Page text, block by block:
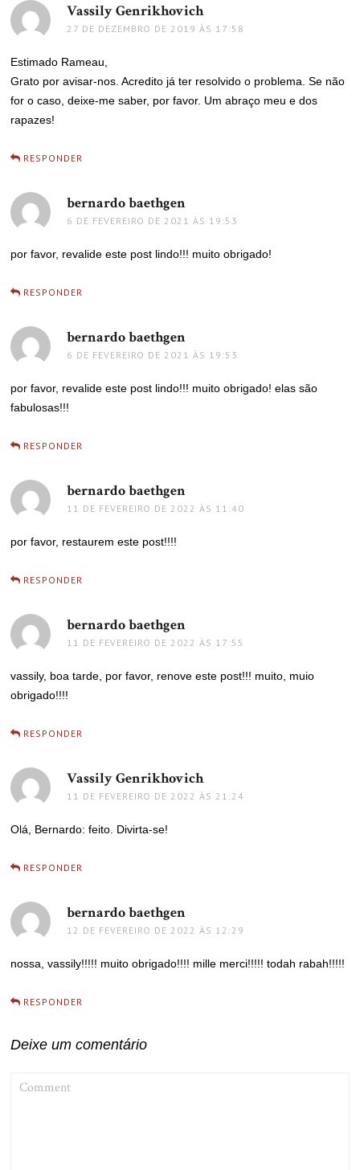
Vassily Genrikhovichdisse:
27 DE DEZEMBRO DE 2019 ÀS 17:58
Estimado Rameau,
Grato por avisar-nos. Acredito já ter resolvido o problema. Se não
for o caso, deixe-me saber, por favor. Um abraço meu e dos
rapazes!
RESPONDER
bernardo baethgen
6 DE FEVEREIRO DE 2021 ÀS 19:53
por favor, revalide este post lindo!!! muito obrigado!
RESPONDER
bernardo baethgen
6 DE FEVEREIRO DE 2021 ÀS 19:53
por favor, revalide este post lindo!!! muito obrigado! elas são
fabulosas!!!
RESPONDER
bernardo baethgen
11 DE FEVEREIRO DE 2022 ÀS 11:40
por favor, restaurem este post!!!!
RESPONDER
bernardo baethgen
11 DE FEVEREIRO DE 2022 ÀS 17:55
vassily, boa tarde, por favor, renove este post!!! muito, muio
obrigado!!!!
RESPONDER
Vassily Genrikhovichdisse:
11 DE FEVEREIRO DE 2022 ÀS 21:24
Olá, Bernardo: feito. Divirta-se!
RESPONDER
bernardo baethgen
12 DE FEVEREIRO DE 2022 ÀS 12:29
nossa, vassily!!!!! muito obrigado!!!! mille merci!!!!! todah rabah!!!!!
RESPONDER
Deixe um comentário